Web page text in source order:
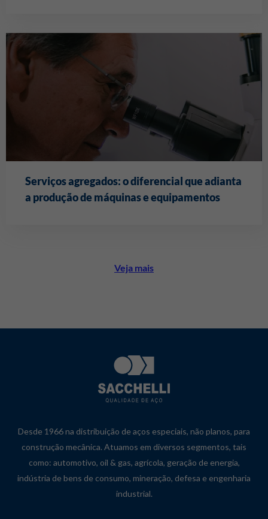
Serviços agregados: o diferencial que adianta
a produção de máquinas e equipamentos
Veja mais
Desde 1966 na distribuição de aços especiais, não planos, para
construção mecânica. Atuamos em diversos segmentos, tais
como: automotivo, oil & gas, agrícola, geração de energia,
indústria de bens de consumo, mineração, defesa e engenharia
industrial.